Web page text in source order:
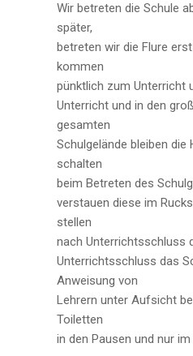
Wir betreten die Schule
später,
betreten wir die Flure
kommen
pünktlich zum Unterricht
Unterricht und in den
gesamten
Schulgelände bleiben
schalten
beim Betreten des
verstauen diese im
stellen
nach Unterrichtsschluss
Unterrichtsschluss das
Anweisung von
Lehrern unter Aufsicht
Toiletten
in den Pausen und nur